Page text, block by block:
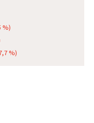
%)
%)